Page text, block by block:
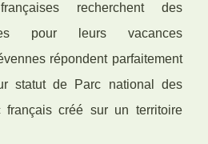
recherchent des
pour leurs vacances
répondent parfaitement
statut de Parc national des
français créé sur un territoire